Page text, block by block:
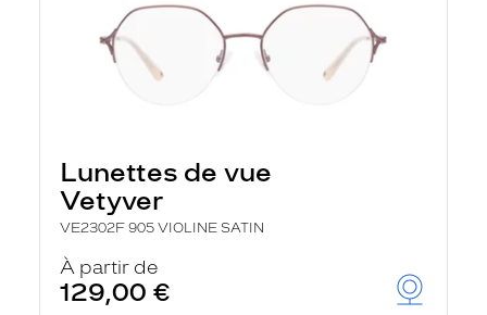
Lunettes de vue
Vetyver
VE2302F 905 VIOLINE SATIN
À partir de
129,00 €